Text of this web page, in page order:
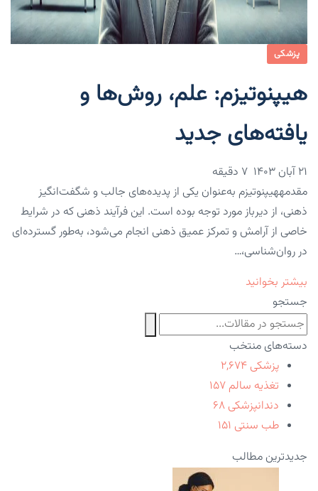
پزشکی
هیپنوتیزم: علم، روش‌ها و
یافته‌های جدید
۲۱ آبان ۱۴۰۳
مقدمههیپنوتیزم به‌عنوان یکی از پدیده‌های جالب و شگفت‌انگیز
ذهنی، از دیرباز مورد توجه بوده است. این فرآیند ذهنی که در شرایط
خاصی از آرامش و تمرکز عمیق ذهنی انجام می‌شود، به‌طور گسترده‌ای
در روان‌شناسی،…
بیشتر بخوانید
جستجو
دسته‌های منتخب
پزشکی ۲,۶۷۴
تغذیه سالم ۱۵۷
دندانپزشکی ۶۸
طب سنتی ۱۵۱
جدیدترین مطالب